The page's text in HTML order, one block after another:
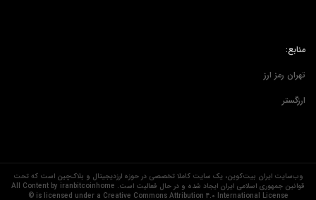
منابع:
تهران رمز ارز
ارزگستر
وب‌سایت ایران بیت‌کوین، یک سایت کاملا تخصصی در حوزه ارزدیجیتال و بلاک‌چین است که تحت
قوانین جمهوری اسلامی ایران ایجاد شده و در حال فعالیت است. All Content by iranbitcoinhome
is licensed under a Creative Commons Attribution 4.0 International License ©️